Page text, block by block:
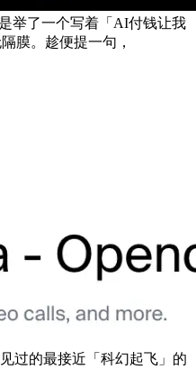
举了一个写着「AI付钱让我
膜。趁便提一句，
过的最接近「科幻起飞」的